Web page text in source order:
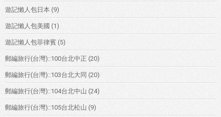
遊記懶人包日本 (9)
遊記懶人包美國 (1)
遊記懶人包菲律賓 (5)
郵編旅行(台灣)::100台北中正 (20)
郵編旅行(台灣)::103台北大同 (20)
郵編旅行(台灣)::104台北中山 (24)
郵編旅行(台灣)::105台北松山 (9)